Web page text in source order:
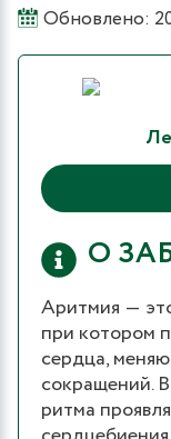
Обновлено:
О
Аритмия ―
при котором
сердца,
сокращений.
ритма